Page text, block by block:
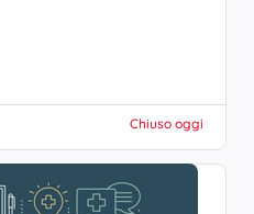
Chiuso oggi